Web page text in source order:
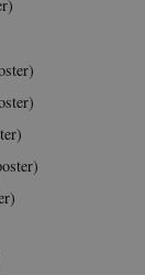
skthQ